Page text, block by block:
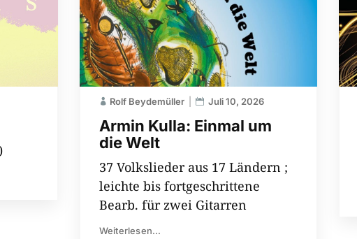
Armin Kulla: Einmal um
die Welt
Rolf Beydemüller Juli 10, 2026
37 Volkslieder aus 17 Ländern ;
leichte bis fortgeschrittene
Bearb. für zwei Gitarren
Weiterlesen...